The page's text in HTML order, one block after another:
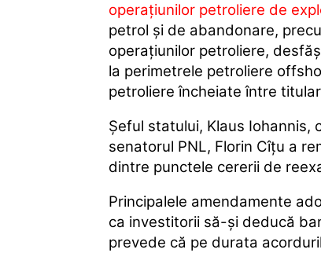
operaţiunilor petroliere de
petrol şi de abandonare,
operaţiunilor petroliere,
la perimetrele petroliere
petroliere încheiate între
Șeful statului, Klaus Iohannis,
senatorul PNL, Florin Cîţu a
dintre punctele cererii de
Principalele amendamente
ca investitorii să-şi deducă
prevede că pe durata